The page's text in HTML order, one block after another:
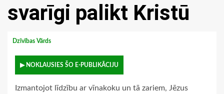
svarīgi palikt Kristū
Dzīvības Vārds
▶ NOKLAUSIES ŠO E-PUBLIKĀCIJU
Izmantojot līdzību ar vīnakoku un tā zariem, Jēzus